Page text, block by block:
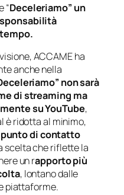
“Deceleriamo” un
ACCAME ha
anche nella
non sarà
di streaming ma
su YouTube,
è ridotta al minimo,
punto di contatto
scelta che riflette la
un rapporto più
, lontano dalle
piattaforme.